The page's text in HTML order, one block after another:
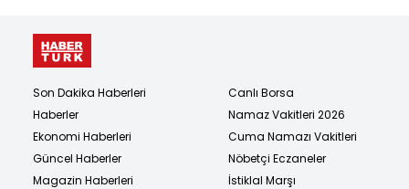
Son Dakika Haberleri
Haberler
Ekonomi Haberleri
Güncel Haberler
Magazin Haberleri
Canlı Borsa
Namaz Vakitleri 2026
Cuma Namazı Vakitleri
Nöbetçi Eczaneler
İstiklal Marşı